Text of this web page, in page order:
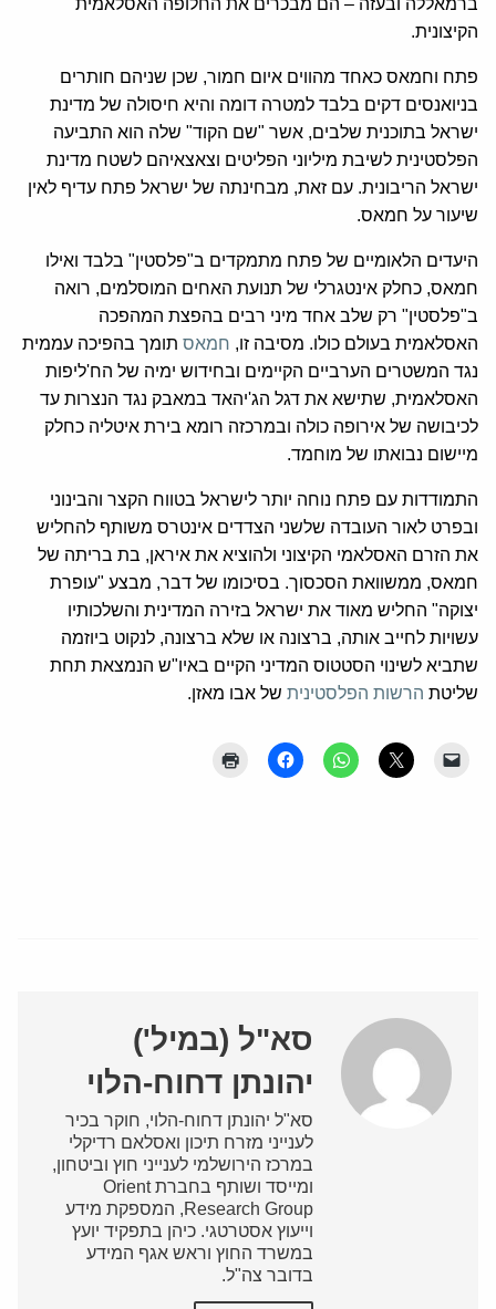
הקיצונית.
פתח וחמאס כאחד מהווים איום חמור, שכן שניהם חותרים
בניואנסים דקים בלבד למטרה דומה והיא חיסולה של מדינת
ישראל בתוכנית שלבים, אשר "שם הקוד" שלה הוא התביעה
הפלסטינית לשיבת מיליוני הפליטים וצאצאיהם לשטח מדינת
ישראל הריבונית. עם זאת, מבחינתה של ישראל פתח עדיף לאין
שיעור על חמאס.
היעדים הלאומיים של פתח מתמקדים ב"פלסטין" בלבד ואילו
חמאס, כחלק אינטגרלי של תנועת האחים המוסלמים, רואה
ב"פלסטין" רק שלב אחד מיני רבים בהפצת המהפכה
האסלאמית בעולם כולו. מסיבה זו, חמאס תומך בהפיכה עממית
נגד המשטרים הערביים הקיימים ובחידוש ימיה של הח'ליפות
האסלאמית, שתישא את דגל הג'יהאד במאבק נגד הנצרות עד
לכיבושה של אירופה כולה ובמרכזה רומא בירת איטליה כחלק
מיישום נבואתו של מוחמד.
התמודדות עם פתח נוחה יותר לישראל בטווח הקצר והבינוני
ובפרט לאור העובדה שלשני הצדדים אינטרס משותף להחליש
את הזרם האסלאמי הקיצוני ולהוציא את איראן, בת בריתה של
חמאס, ממשוואת הסכסוך. בסיכומו של דבר, מבצע "עופרת
יצוקה" החליש מאוד את ישראל בזירה המדינית והשלכותיו
עשויות לחייב אותה, ברצונה או שלא ברצונה, לנקוט ביוזמה
שתביא לשינוי הסטטוס המדיני הקיים באיו"ש הנמצאת תחת
שליטת הרשות הפלסטינית של אבו מאזן.
סא"ל (במיל')
יהונתן דחוח-הלוי
סא"ל יהונתן דחוח-הלוי, חוקר בכיר
לענייני מזרח תיכון ואסלאם רדיקלי
במרכז הירושלמי לענייני חוץ וביטחון,
ומייסד ושותף בחברת Orient
Research Group, המספקת מידע
וייעוץ אסטרטגי. כיהן בתפקיד יועץ
במשרד החוץ וראש אגף המידע
בדובר צה"ל.